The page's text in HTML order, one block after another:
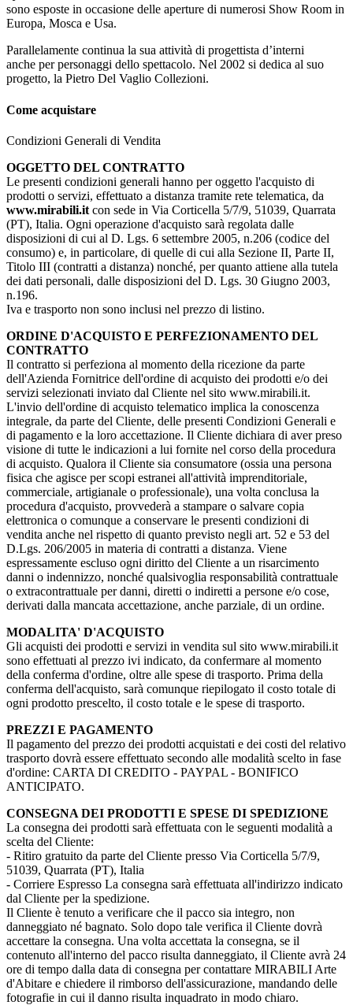
sono esposte in occasione delle aperture di numerosi Show Room in
Europa, Mosca e Usa.
Parallelamente continua la sua attività di progettista d’interni
anche per personaggi dello spettacolo. Nel 2002 si dedica al suo
progetto, la Pietro Del Vaglio Collezioni.
Come acquistare
Condizioni Generali di Vendita
OGGETTO DEL CONTRATTO
Le presenti condizioni generali hanno per oggetto l'acquisto di
prodotti o servizi, effettuato a distanza tramite rete telematica, da
www.mirabili.it con sede in Via Corticella 5/7/9, 51039, Quarrata
(PT), Italia. Ogni operazione d'acquisto sarà regolata dalle
disposizioni di cui al D. Lgs. 6 settembre 2005, n.206 (codice del
consumo) e, in particolare, di quelle di cui alla Sezione II, Parte II,
Titolo III (contratti a distanza) nonché, per quanto attiene alla tutela
dei dati personali, dalle disposizioni del D. Lgs. 30 Giugno 2003,
n.196.
Iva e trasporto non sono inclusi nel prezzo di listino.
ORDINE D'ACQUISTO E PERFEZIONAMENTO DEL
CONTRATTO
Il contratto si perfeziona al momento della ricezione da parte
dell'Azienda Fornitrice dell'ordine di acquisto dei prodotti e/o dei
servizi selezionati inviato dal Cliente nel sito www.mirabili.it.
L'invio dell'ordine di acquisto telematico implica la conoscenza
integrale, da parte del Cliente, delle presenti Condizioni Generali e
di pagamento e la loro accettazione. Il Cliente dichiara di aver preso
visione di tutte le indicazioni a lui fornite nel corso della procedura
di acquisto. Qualora il Cliente sia consumatore (ossia una persona
fisica che agisce per scopi estranei all'attività imprenditoriale,
commerciale, artigianale o professionale), una volta conclusa la
procedura d'acquisto, provvederà a stampare o salvare copia
elettronica o comunque a conservare le presenti condizioni di
vendita anche nel rispetto di quanto previsto negli art. 52 e 53 del
D.Lgs. 206/2005 in materia di contratti a distanza. Viene
espressamente escluso ogni diritto del Cliente a un risarcimento
danni o indennizzo, nonché qualsivoglia responsabilità contrattuale
o extracontrattuale per danni, diretti o indiretti a persone e/o cose,
derivati dalla mancata accettazione, anche parziale, di un ordine.
MODALITA' D'ACQUISTO
Gli acquisti dei prodotti e servizi in vendita sul sito www.mirabili.it
sono effettuati al prezzo ivi indicato, da confermare al momento
della conferma d'ordine, oltre alle spese di trasporto. Prima della
conferma dell'acquisto, sarà comunque riepilogato il costo totale di
ogni prodotto prescelto, il costo totale e le spese di trasporto.
PREZZI E PAGAMENTO
Il pagamento del prezzo dei prodotti acquistati e dei costi del relativo
trasporto dovrà essere effettuato secondo alle modalità scelto in fase
d'ordine: CARTA DI CREDITO - PAYPAL - BONIFICO
ANTICIPATO.
CONSEGNA DEI PRODOTTI E SPESE DI SPEDIZIONE
La consegna dei prodotti sarà effettuata con le seguenti modalità a
scelta del Cliente:
- Ritiro gratuito da parte del Cliente presso Via Corticella 5/7/9,
51039, Quarrata (PT), Italia
- Corriere Espresso La consegna sarà effettuata all'indirizzo indicato
dal Cliente per la spedizione.
Il Cliente è tenuto a verificare che il pacco sia integro, non
danneggiato né bagnato. Solo dopo tale verifica il Cliente dovrà
accettare la consegna. Una volta accettata la consegna, se il
contenuto all'interno del pacco risulta danneggiato, il Cliente avrà 24
ore di tempo dalla data di consegna per contattare MIRABILI Arte
d'Abitare e chiedere il rimborso dell'assicurazione, mandando delle
fotografie in cui il danno risulta inquadrato in modo chiaro.